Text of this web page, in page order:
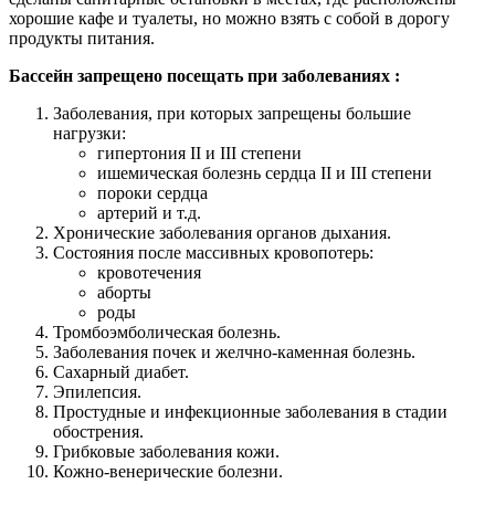
хорошие кафе и туалеты, но можно взять с собой в дорогу
продукты питания.
Бассейн запрещено посещать при заболеваниях :
Заболевания, при которых запрещены большие
нагрузки:
гипертония II и III степени
ишемическая болезнь сердца II и III степени
пороки сердца
артерий и т.д.
Хронические заболевания органов дыхания.
Состояния после массивных кровопотерь:
кровотечения
аборты
роды
Тромбоэмболическая болезнь.
Заболевания почек и желчно-каменная болезнь.
Сахарный диабет.
Эпилепсия.
Простудные и инфекционные заболевания в стадии
обострения.
Грибковые заболевания кожи.
Кожно-венерические болезни.